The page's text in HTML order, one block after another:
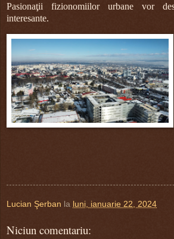
Pasionaţii fizionomiilor urbane vor
interesante.
Lucian Şerban la luni, ianuarie 22, 2024
Niciun comentariu: